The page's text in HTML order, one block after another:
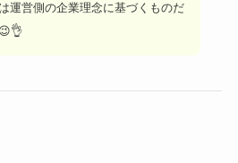
運営側の企業理念に基づくものだ